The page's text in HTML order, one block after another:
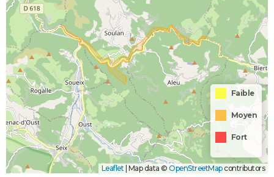
Faible
Moyen
Fort
Leaflet Map data © OpenStreetMapcontributors